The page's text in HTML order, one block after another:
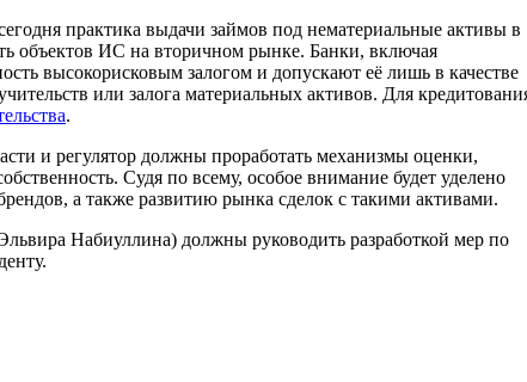
практика выдачи займов под нематериальные активы в
объектов ИС на вторичном рынке. Банки, включая
высокорисковым залогом и допускают её лишь в качестве
или залога материальных активов. Для
.
и регулятор должны проработать механизмы оценки,
Судя по всему, особое внимание будет уделено
а также развитию рынка сделок с такими активами.
Набиуллина) должны руководить разработкой мер по